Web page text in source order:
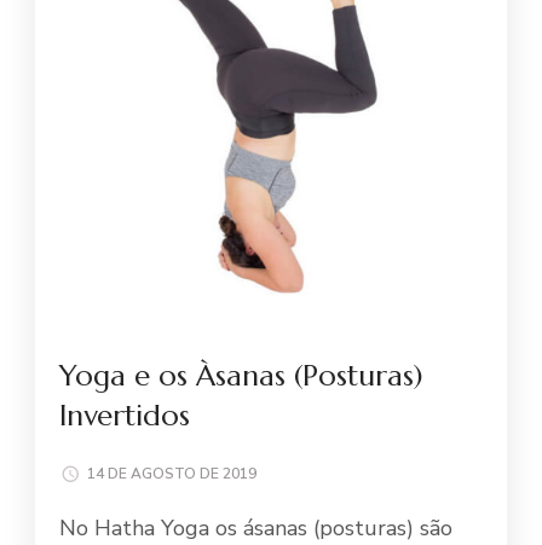
Yoga e os Àsanas (Posturas)
Invertidos
14 DE AGOSTO DE 2019
No Hatha Yoga os ásanas (posturas) são